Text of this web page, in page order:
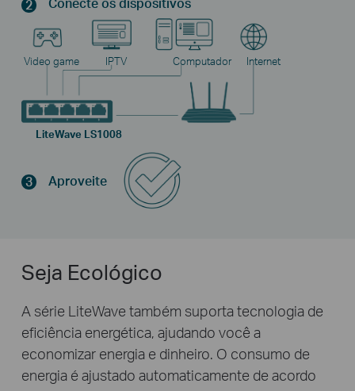
2 Conecte os dispositivos
Video game IPTV Computador Internet
LiteWave LS1008
3 Aproveite
Seja Ecológico
A série LiteWave também suporta tecnologia de
eficiência energética, ajudando você a
economizar energia e dinheiro. O consumo de
energia é ajustado automaticamente de acordo